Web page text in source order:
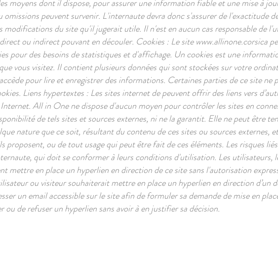
moyens dont il dispose, pour assurer une information fiable et une mise à
peuvent survenir. L'internaute devra donc s'assurer de l'exactitude
du site qu'il jugerait utile. Il n'est en aucun cas responsable de
ou indirect pouvant en découler. Cookies : Le sitewww.allinone.corsica
pour des besoins de statistiques et d'affichage. Un cookies est une
vous visitez. Il contient plusieurs données qui sont stockées sur votre
pour lire et enregistrer des informations. Certaines parties de ce site ne
Liens hypertextes : Les sites internet de peuvent offrir des liens vers
All in One ne dispose d'aucun moyen pour contrôler les sites en
de tels sites et sources externes, ni ne la garantit. Elle ne peut être
nature que ce soit, résultant du contenu de ces sites ou sources externes,
proposent, ou de tout usage qui peut être fait de ces éléments. Les risques
qui doit se conformer à leurs conditions d'utilisation. Les utilisateurs,
mettre en place un hyperlien en direction de ce site sans l'autorisation
ou visiteur souhaiterait mettre en place un hyperlien en direction d’un
un email accessible sur le site afin de formuler sa demande de mise en
ou de refuser un hyperlien sans avoir à en justifier sa décision.